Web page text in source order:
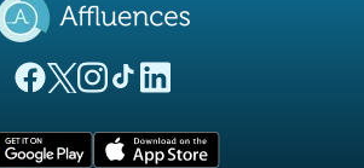
(nuova scheda)
(nuova scheda)
(nuova scheda)
(nuova scheda)
(nuova scheda)